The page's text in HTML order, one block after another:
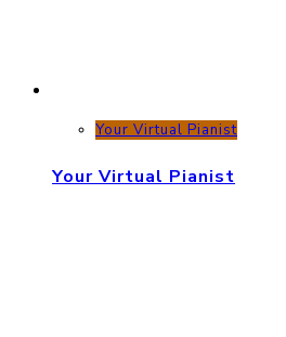
Your Virtual Pianist
Your Virtual Pianist